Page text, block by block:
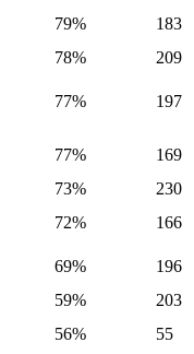
79%
183
78%
209
77% 197
77%
169
73%
230
72%
166
69%
196
59%
203
56%
55